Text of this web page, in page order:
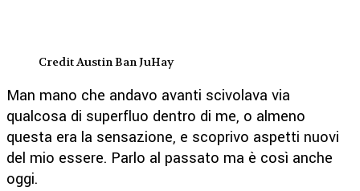
Credit Austin Ban JuHay
Man mano che andavo avanti scivolava via
qualcosa di superfluo dentro di me, o almeno
questa era la sensazione, e scoprivo aspetti nuovi
del mio essere. Parlo al passato ma è così anche
oggi.